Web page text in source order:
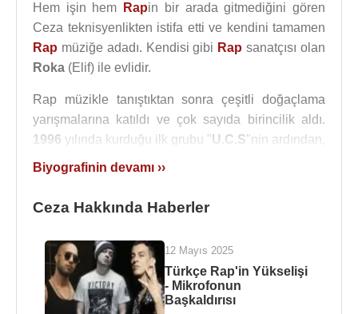
Hem işin hem Rapin bir arada gitmediğini gören
Ceza teknisyenlikten istifa etti ve kendini tamamen
Rap müziğe adadı. Kendisi gibi Rap sanatçısı olan
Roka (Elif) ile evlidir.
Rap müzikle tanıştıktan sonra çeşitli doğaçlama
yarışmalarına katıldı ve çok sayıda birincilik aldı.
1996 yılında kurduğu ilk grubu "U.C.S"nin ardından,
1998
yılında Tarık Gamert
çalışmalar Tunç Dindaş 'ın projesi olan "
Rapdünyasında büyük ilgi çekti.
Gün geçtikçe çalışmalrına hız veren Ceza,2000
yılında Hammer Müzik ile anlaşarak "
İstanbul" albümünü çıkardı.
Biyografinin devamı ››
Ceza Hakkında Haberler
12 Mayıs 2025
Türkçe Rap'in Yükselişi
- Mikrofonun
Başkaldırısı